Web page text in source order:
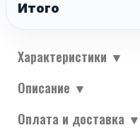
Итого
Характеристики ▼
Описание ▼
Оплата и доставка ▼